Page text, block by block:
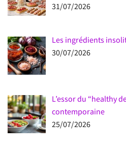
31/07/2026
Les ingrédients
30/07/2026
L’essor du “healthy
contemporaine
25/07/2026